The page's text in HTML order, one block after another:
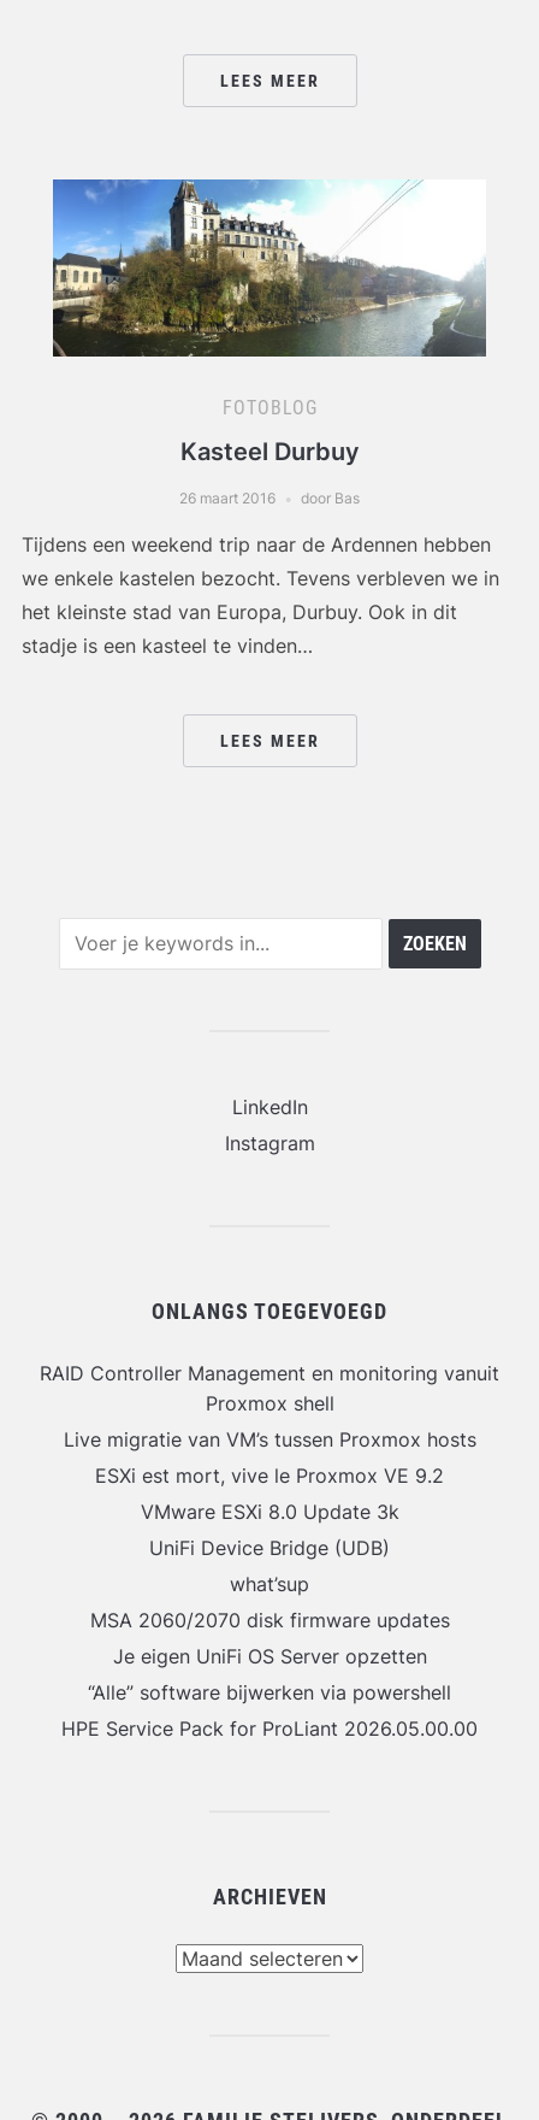
LEES MEER
FOTOBLOG
Kasteel Durbuy
26 maart 2016 door Bas
Tijdens een weekend trip naar de Ardennen hebben
we enkele kastelen bezocht. Tevens verbleven we in
het kleinste stad van Europa, Durbuy. Ook in dit
stadje is een kasteel te vinden…
LEES MEER
LinkedIn
Instagram
ONLANGS TOEGEVOEGD
RAID Controller Management en monitoring vanuit
Proxmox shell
Live migratie van VM’s tussen Proxmox hosts
ESXi est mort, vive le Proxmox VE 9.2
VMware ESXi 8.0 Update 3k
UniFi Device Bridge (UDB)
what’sup
MSA 2060/2070 disk firmware updates
Je eigen UniFi OS Server opzetten
“Alle” software bijwerken via powershell
HPE Service Pack for ProLiant 2026.05.00.00
ARCHIEVEN